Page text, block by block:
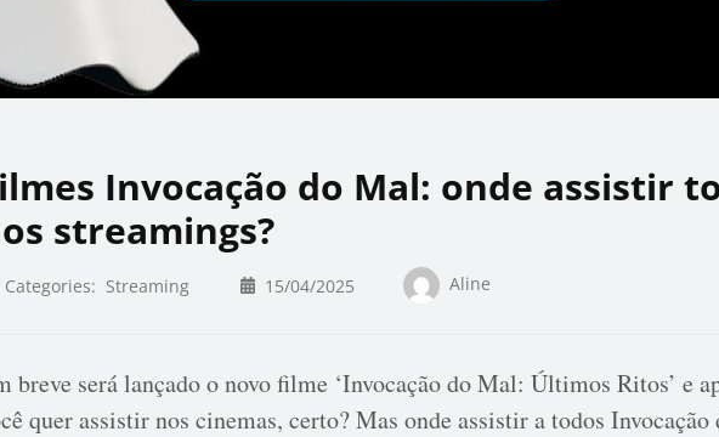
Invocação do Mal: onde assistir
streamings?
Categories: Streaming 15/04/2025 Aline
breve será lançado o novo filme ‘Invocação do Mal: Últimos Ritos’ e
quer assistir nos cinemas, certo? Mas onde assistir a todos